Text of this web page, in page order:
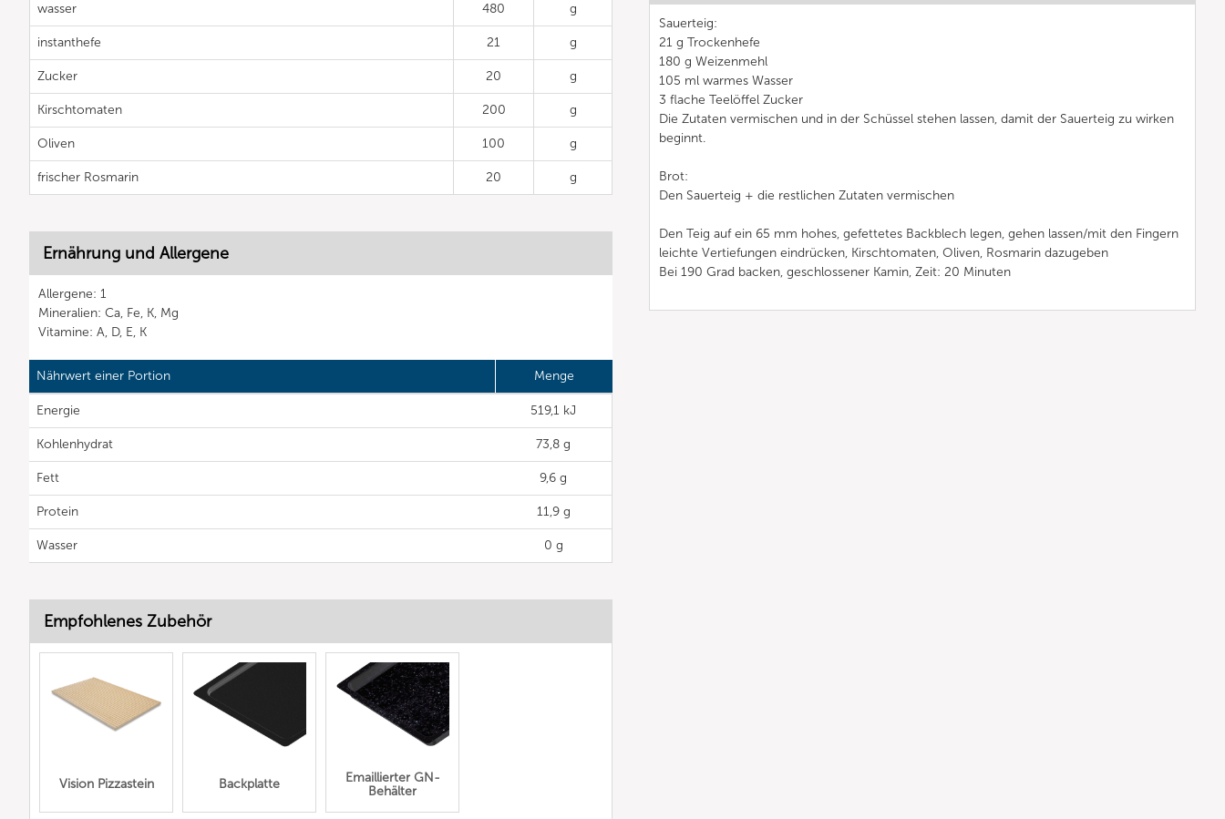
wasser 480 g
instanthefe 21 g
Zucker 20 g
Kirschtomaten 200 g
Oliven 100 g
frischer Rosmarin 20 g
Ernährung und Allergene
Allergene: 1
Mineralien: Ca, Fe, K, Mg
Vitamine: A, D, E, K
Nährwert einer Portion Menge
Energie 519,1 kJ
Kohlenhydrat 73,8 g
Fett 9,6 g
Protein 11,9 g
Wasser 0 g
Sauerteig:
21 g Trockenhefe
180 g Weizenmehl
105 ml warmes Wasser
3 flache Teelöffel Zucker
Die Zutaten vermischen und in der Schüssel stehen lassen, damit der Sauerteig zu wirken
beginnt.
Brot:
Den Sauerteig + die restlichen Zutaten vermischen
Den Teig auf ein 65 mm hohes, gefettetes Backblech legen, gehen lassen/mit den Fingern
leichte Vertiefungen eindrücken, Kirschtomaten, Oliven, Rosmarin dazugeben
Bei 190 Grad backen, geschlossener Kamin, Zeit: 20 Minuten
Empfohlenes Zubehör
Vision Pizzastein Backplatte
Emaillierter GN-
Behälter